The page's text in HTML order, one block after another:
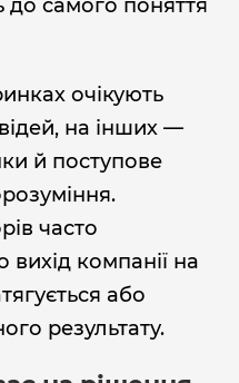
до самого поняття
очікують
на інших —
й поступове
часто
компанії на
або
результату.